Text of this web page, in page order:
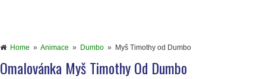
Home » Animace » Dumbo » Myš Timothy od Dumbo
Omalovánka Myš Timothy Od Dumbo